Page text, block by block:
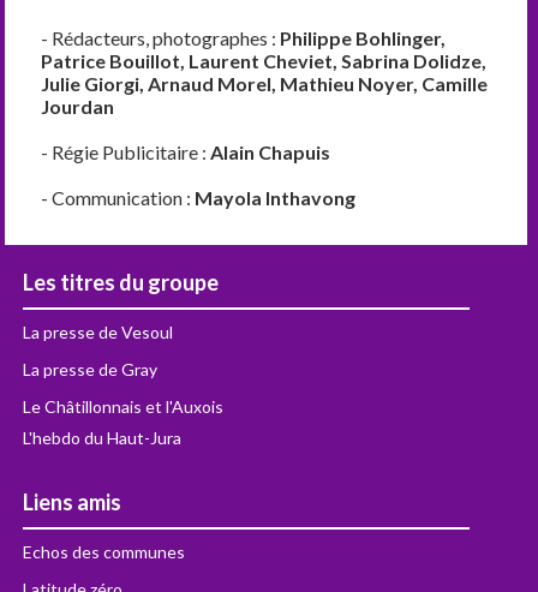
- Rédacteurs, photographes : Philippe Bohlinger,
Patrice Bouillot, Laurent Cheviet, Sabrina Dolidze,
Julie Giorgi, Arnaud Morel, Mathieu Noyer, Camille
Jourdan
- Régie Publicitaire :Alain Chapuis
- Communication : Mayola Inthavong
Les titres du groupe
La presse de Vesoul
La presse de Gray
Le Châtillonnais et l'Auxois
L'hebdo du Haut-Jura
Liens amis
Echos des communes